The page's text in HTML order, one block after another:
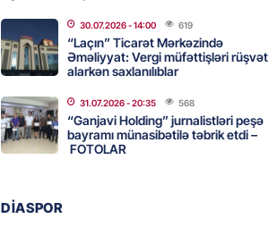
üstələdi
05.08.2026- 16:59
Bu futbolçu “Real Madrid”dən GETDİ
05.08.2026- 16:45 200
Türkiyə HHQ-nin ilk qadın generalı oldu
30.07.2026- 14:00 619
“Laçın” Ticarət Mərkəzində
Əməliyyat: Vergi müfəttişləri rüşvət
alarkən saxlanılıblar
31.07.2026- 20:35 568
“Ganjavi Holding” jurnalistləri peşə
bayramı münasibətilə təbrik etdi –
FOTOLAR
DİASPOR